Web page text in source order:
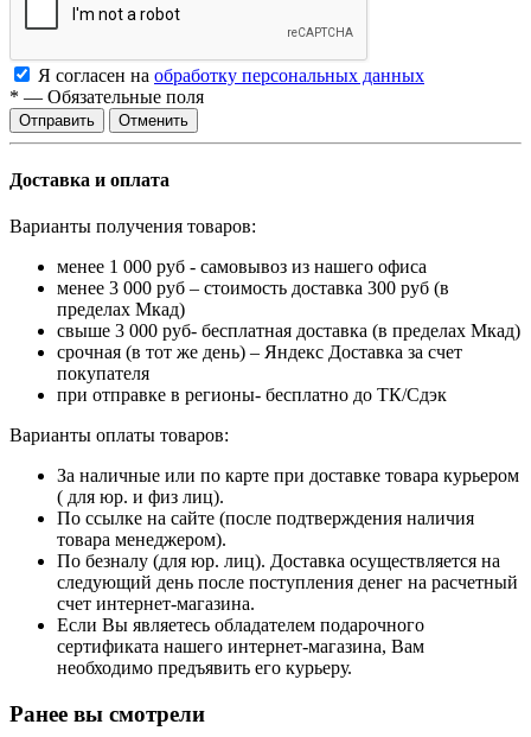
Я согласен на обработку персональных данных
* — Обязательные поля
Отменить
Доставка и оплата
Варианты получения товаров:
менее 1 000 руб - самовывоз из нашего офиса
менее 3 000 руб – стоимость доставка 300 руб (в
пределах Мкад)
свыше 3 000 руб- бесплатная доставка (в пределах Мкад)
срочная (в тот же день) – Яндекс Доставка за счет
покупателя
при отправке в регионы- бесплатно до ТК/Сдэк
Варианты оплаты товаров:
За наличные или по карте при доставке товара курьером
( для юр. и физ лиц).
По ссылке на сайте (после подтверждения наличия
товара менеджером).
По безналу (для юр. лиц). Доставка осуществляется на
следующий день после поступления денег на расчетный
счет интернет-магазина.
Если Вы являетесь обладателем подарочного
сертификата нашего интернет-магазина, Вам
необходимо предъявить его курьеру.
Ранее вы смотрели